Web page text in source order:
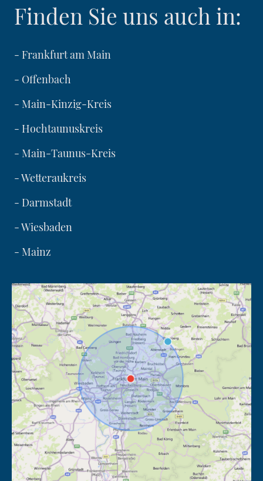
Finden Sie uns auch in:
- Frankfurt am Main
- Offenbach
- Main-Kinzig-Kreis
- Hochtaunuskreis
- Main-Taunus-Kreis
- Wetteraukreis
- Darmstadt
- Wiesbaden
- Mainz